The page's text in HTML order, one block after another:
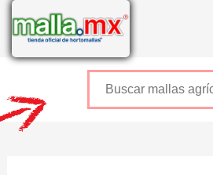
contenido
+52 800